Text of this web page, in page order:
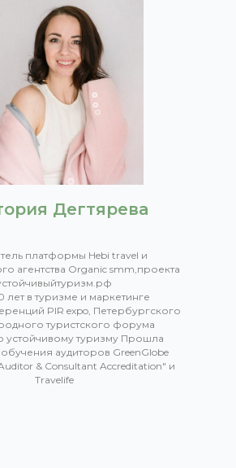
Дегтярева
платформы Hebi travel и
агентства Organic smm,проекта
лет в туризме и маркетинге
PIR expo, Петербургского
туристского форума
устойчивому туризму Прошла
аудиторов GreenGlobe
& Consultant Accreditation" и
Travelife